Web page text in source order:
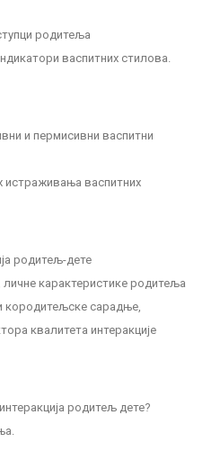
родитеља
васпитних стилова.
и пермисивни васпитни
истраживања васпитних
родитељ-дете
карактеристике родитеља
кородитељске сарадње,
квалитета интеракције
родитељ дете?